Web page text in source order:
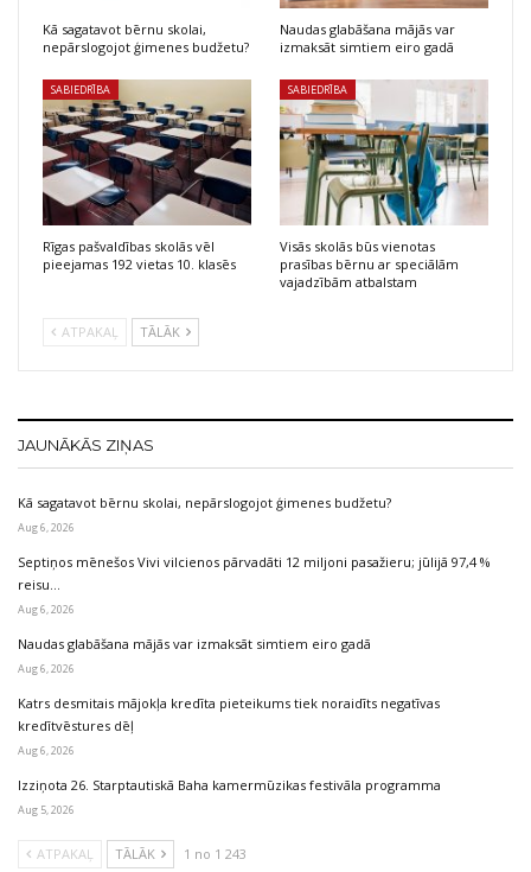
Kā sagatavot bērnu skolai,
nepārslogojot ģimenes budžetu?
Naudas glabāšana mājās var
izmaksāt simtiem eiro gadā
SABIEDRĪBA
Rīgas pašvaldības skolās vēl
pieejamas 192 vietas 10. klasēs
SABIEDRĪBA
Visās skolās būs vienotas
prasības bērnu ar speciālām
vajadzībām atbalstam
ATPAKAĻ TĀLĀK
JAUNĀKĀS ZIŅAS
Kā sagatavot bērnu skolai, nepārslogojot ģimenes budžetu?
Aug 6, 2026
Septiņos mēnešos Vivi vilcienos pārvadāti 12 miljoni pasažieru; jūlijā 97,4 %
reisu…
Aug 6, 2026
Naudas glabāšana mājās var izmaksāt simtiem eiro gadā
Aug 6, 2026
Katrs desmitais mājokļa kredīta pieteikums tiek noraidīts negatīvas
kredītvēstures dēļ
Aug 6, 2026
Izziņota 26. Starptautiskā Baha kamermūzikas festivāla programma
Aug 5, 2026
ATPAKAĻ TĀLĀK 1 no 1 243